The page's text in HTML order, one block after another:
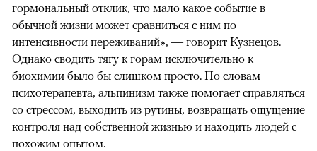
гормональный отклик, что мало какое событие в
обычной жизни может сравниться с ним по
интенсивности переживаний», — говорит Кузнецов.
Однако сводить тягу к горам исключительно к
биохимии было бы слишком просто. По словам
психотерапевта, альпинизм также помогает справляться
со стрессом, выходить из рутины, возвращать ощущение
контроля над собственной жизнью и находить людей с
похожим опытом.